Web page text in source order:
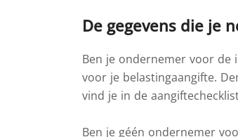
De gegevens die je
Ben je ondernemer voor de
voor je belastingaangifte.
vind je in de
Ben je géén ondernemer